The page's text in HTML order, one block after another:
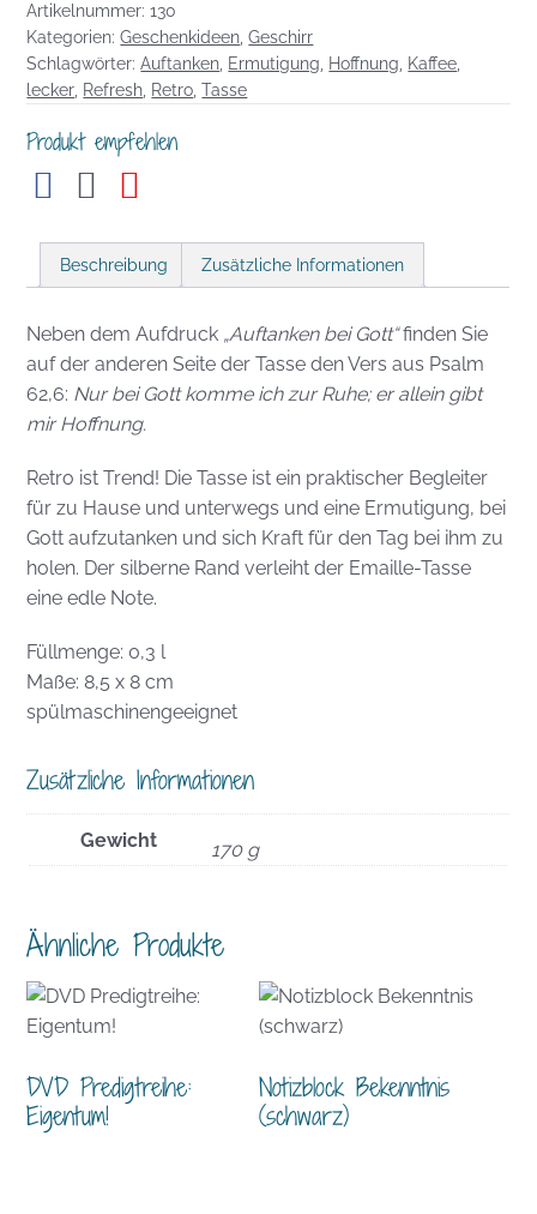
Menge
Artikelnummer:130
Kategorien:Geschenkideen ,Geschirr
Schlagwörter:Auftanken Ermutigung Hoffnung Kaffee
lecker Refresh Retro ,Tasse
Produkt empfehlen
Beschreibung Zusätzliche Informationen
Neben dem Aufdruck „Auftanken bei Gott“finden Sie
auf der anderen Seite der Tasse den Vers aus Psalm
62,6: Nur bei Gott komme ich zur Ruhe; er allein gibt
mir Hoffnung.
Retro ist Trend! Die Tasse ist ein praktischer Begleiter
für zu Hause und unterwegs und eine Ermutigung, bei
Gott aufzutanken und sich Kraft für den Tag bei ihm zu
holen. Der silberne Rand verleiht der Emaille-Tasse
eine edle Note.
Füllmenge: 0,3 l
Maße: 8,5 x 8 cm
spülmaschinengeeignet
Zusätzliche Informationen
Gewicht 170 g
Ähnliche Produkte
DVD Predigtreihe:
Eigentum!
Notizblock Bekenntnis
(schwarz)